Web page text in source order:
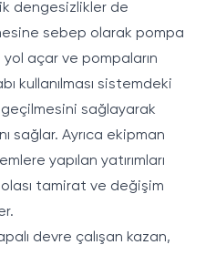
dengesizlikler de
sebep olarak pompa
yol açar ve pompaların
kullanılması sistemdeki
geçilmesini sağlayarak
sağlar. Ayrıca ekipman
yapılan yatırımları
tamirat ve değişim
devre çalışan kazan,